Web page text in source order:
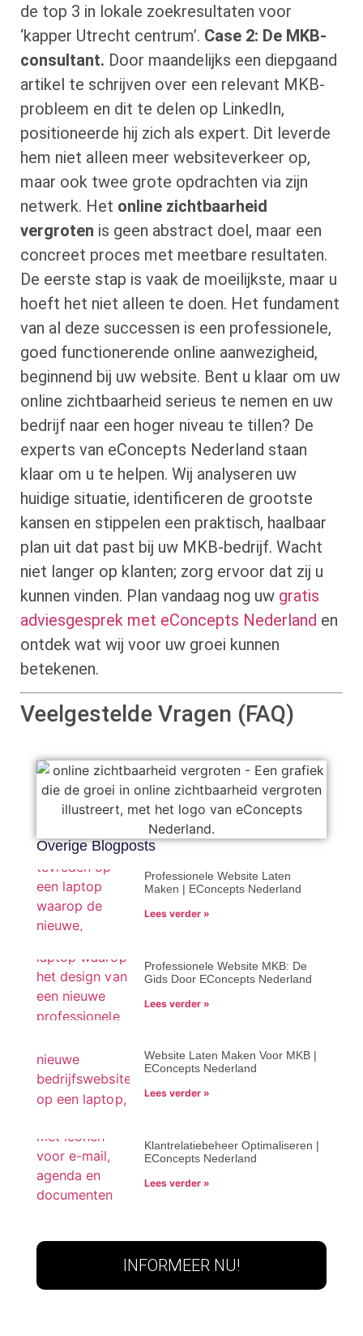
de top 3 in lokale zoekresultaten voor
‘kapper Utrecht centrum’. Case 2: De MKB-
consultant. Door maandelijks een diepgaand
artikel te schrijven over een relevant MKB-
probleem en dit te delen op LinkedIn,
positioneerde hij zich als expert. Dit leverde
hem niet alleen meer websiteverkeer op,
maar ook twee grote opdrachten via zijn
netwerk. Het online zichtbaarheid
vergroten is geen abstract doel, maar een
concreet proces met meetbare resultaten.
De eerste stap is vaak de moeilijkste, maar u
hoeft het niet alleen te doen. Het fundament
van al deze successen is een professionele,
goed functionerende online aanwezigheid,
beginnend bij uw website. Bent u klaar om uw
online zichtbaarheid serieus te nemen en uw
bedrijf naar een hoger niveau te tillen? De
experts van eConcepts Nederland staan
klaar om u te helpen. Wij analyseren uw
huidige situatie, identificeren de grootste
kansen en stippelen een praktisch, haalbaar
plan uit dat past bij uw MKB-bedrijf. Wacht
niet langer op klanten; zorg ervoor dat zij u
kunnen vinden. Plan vandaag nog uw gratis
adviesgesprek met eConcepts Nederland en
ontdek wat wij voor uw groei kunnen
betekenen.
Veelgestelde Vragen (FAQ)
Overige Blogposts
Professionele Website Laten
Maken | EConcepts Nederland
Lees verder »
Professionele Website MKB: De
Gids Door EConcepts Nederland
Lees verder »
Website Laten Maken Voor MKB |
EConcepts Nederland
Lees verder »
Klantrelatiebeheer Optimaliseren |
EConcepts Nederland
Lees verder »
INFORMEER NU!